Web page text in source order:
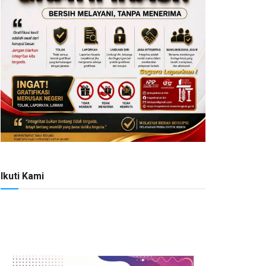
Ikuti Kami